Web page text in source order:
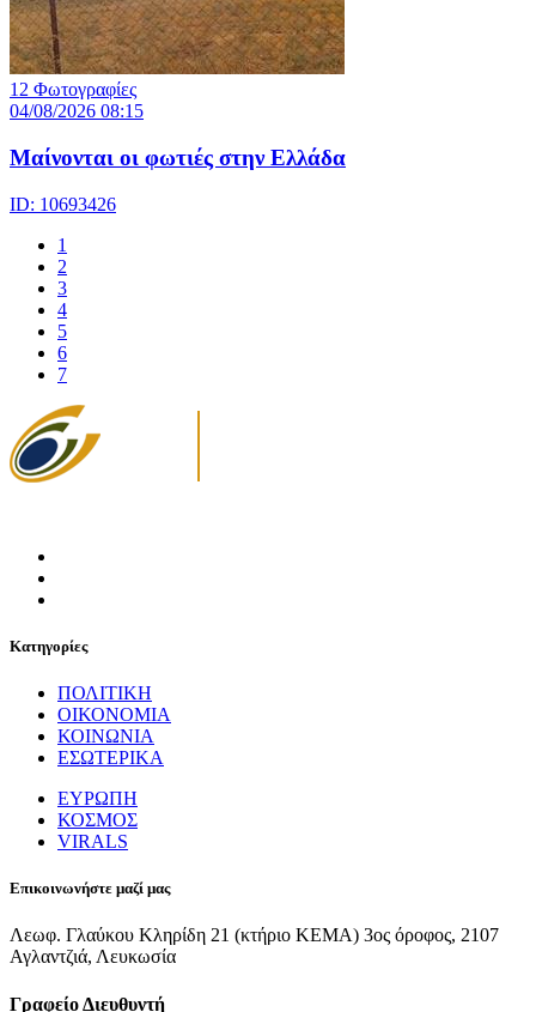
12 Φωτογραφίες
04/08/2026 08:15
Μαίνονται οι φωτιές στην Ελλάδα
ID: 10693426
1
2
3
4
5
6
7
Κατηγορίες
ΠΟΛΙΤΙΚΗ
ΟΙΚΟΝΟΜΙΑ
ΚΟΙΝΩΝΙΑ
ΕΣΩΤΕΡΙΚΑ
ΕΥΡΩΠΗ
ΚΟΣΜΟΣ
VIRALS
Επικοινωνήστε μαζί μας
Λεωφ. Γλαύκου Κληρίδη 21 (κτήριο ΚΕΜΑ) 3ος όροφος, 2107
Αγλαντζιά, Λευκωσία
Γραφείο Διευθυντή